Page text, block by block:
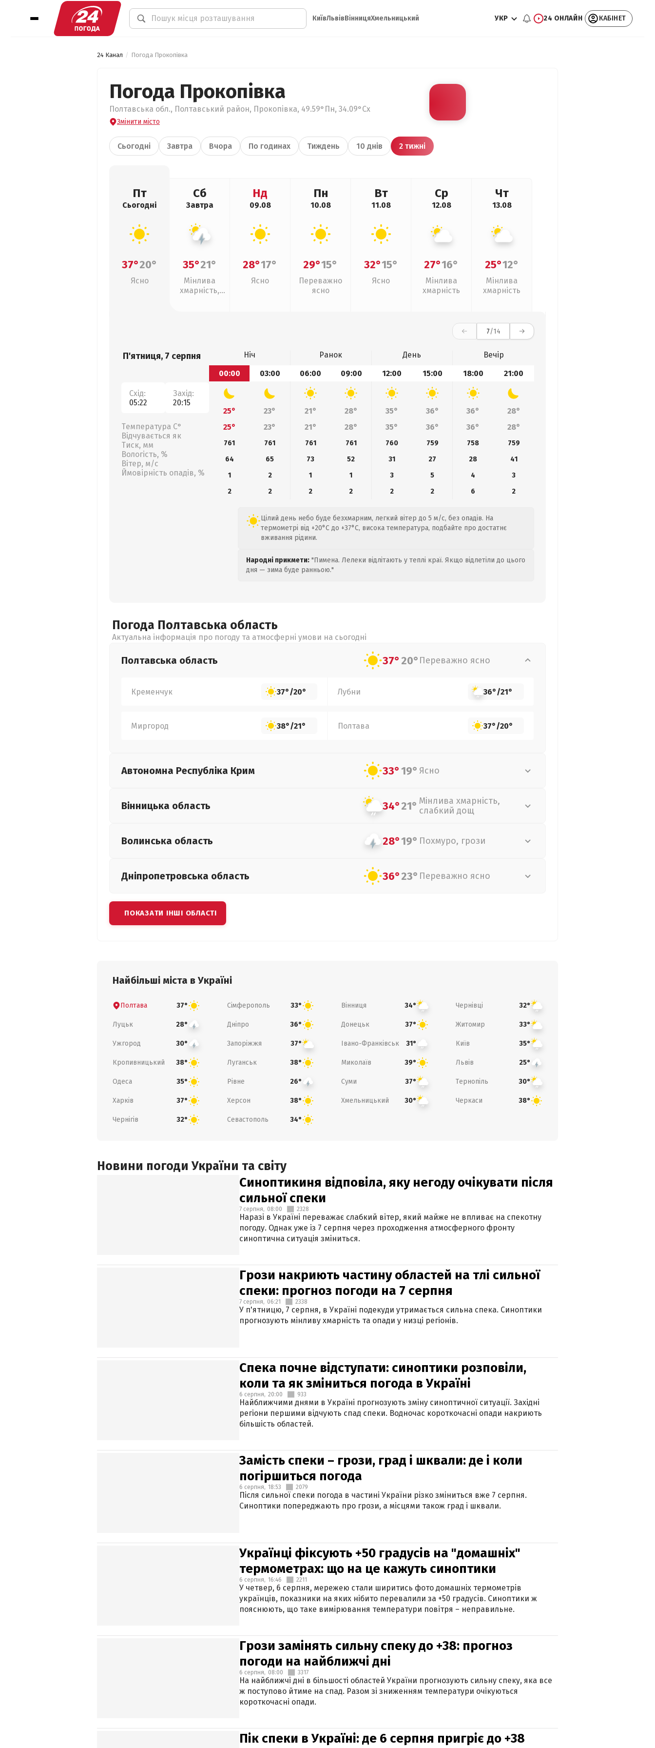
КиївЛьвівВінницяХмельницький УКР 24 ОНЛАЙН КАБІНЕТ
24 Канал Погода Прокопівка
Погода Прокопівка
Полтавська обл., Полтавський район, Прокопівка, 49.59°Пн, 34.09°Сх
Змінити місто
Сьогодні Завтра Вчора По годинах Тиждень 10 днів 2 тижні
Пт
Сьогодні
37°20°
Ясно
Сб
Завтра
35°21°
Мінлива
хмарність,
Нд
09.08
28°17°
Ясно
Пн
10.08
29°15°
Переважно
ясно
Вт
11.08
32°15°
Ясно
Ср
12.08
27°16°
Мінлива
хмарність
Чт
13.08
25°12°
Мінлива
хмарність
7/14
П'ятниця, 7 серпня
Схід:
05:22
Захід:
20:15
Температура С°
Відчувається як
Тиск, мм
Вологість, %
Вітер, м/с
Ймовірність опадів, %
Ніч Ранок День
Вечір
00:00
03:00 06:00 09:00 12:00 15:00 18:00 21:00
25° 23° 21° 28° 35° 36° 36°
28°
25°
23° 21° 28° 35° 36° 36° 28°
761 761 761 761 760 759 758
759
64
65 73 52 31 27 28
41
1
2 1 1 3 5 4
3
2
2 2 2 2 2 6 2
Цілий день небо буде безхмарним, легкий вітер до 5 м/с, без опадів. На
термометрі від +20°C до +37°C, висока температура, подбайте про достатнє
вживання рідини.
Народні прикмети: "Пимена. Лелеки відлітають у теплі краї. Якщо відлетіли до цього
дня — зима буде ранньою."
Погода Полтавська область
Актуальна інформація про погоду та атмосферні умови на сьогодні
Полтавська область 37°20° Переважно ясно
Кременчук 37°/20° Лубни 36°/21°
Миргород 38°/21° Полтава 37°/20°
Автономна Республіка Крим 33°19° Ясно
Вінницька область 34°21° Мінлива хмарність,
слабкий дощ
Волинська область 28°19° Похмуро, грози
Дніпропетровська область 36°23° Переважно ясно
ПОКАЗАТИ ІНШІ ОБЛАСТІ
Найбільші міста в Україні
Полтава 37° Сімферополь 33° Вінниця 34° Чернівці 32°
Луцьк 28° Дніпро 36° Донецьк 37° Житомир 33°
Ужгород 30° Запоріжжя 37° Івано-Франківськ 31° Київ 35°
Кропивницький 38° Луганськ 38° Миколаїв 39° Львів 25°
Одеса 35° Рівне 26° Суми 37° Тернопіль 30°
Харків 37° Херсон 38° Хмельницький 30° Черкаси 38°
Чернігів 32° Севастополь 34°
Новини погоди України та світу
Синоптикиня відповіла, яку негоду очікувати після
сильної спеки
7 серпня, 08:00 2328
Наразі в Україні переважає слабкий вітер, який майже не впливає на спекотну
погоду. Однак уже із 7 серпня через проходження атмосферного фронту
синоптична ситуація зміниться.
Грози накриють частину областей на тлі сильної
спеки: прогноз погоди на 7 серпня
7 серпня, 06:21 2338
У п'ятницю, 7 серпня, в Україні подекуди утримається сильна спека. Синоптики
прогнозують мінливу хмарність та опади у низці регіонів.
Спека почне відступати: синоптики розповіли,
коли та як зміниться погода в Україні
6 серпня, 20:00 933
Найближчими днями в Україні прогнозують зміну синоптичної ситуації. Західні
регіони першими відчують спад спеки. Водночас короткочасні опади накриють
більшість областей.
Замість спеки – грози, град і шквали: де і коли
погіршиться погода
6 серпня, 18:53 2079
Після сильної спеки погода в частині України різко зміниться вже 7 серпня.
Синоптики попереджають про грози, а місцями також град і шквали.
Українці фіксують +50 градусів на "домашніх"
термометрах: що на це кажуть синоптики
6 серпня, 16:46 2211
У четвер, 6 серпня, мережею стали ширитись фото домашніх термометрів
українців, показники на яких нібито перевалили за +50 градусів. Синоптики ж
пояснюють, що таке вимірювання температури повітря – неправильне.
Грози замінять сильну спеку до +38: прогноз
погоди на найближчі дні
6 серпня, 08:00 3317
На найближчі дні в більшості областей України прогнозують сильну спеку, яка все
ж поступово йтиме на спад. Разом зі зниженням температури очікуються
короткочасні опади.
Пік спеки в Україні: де 6 серпня пригріє до +38